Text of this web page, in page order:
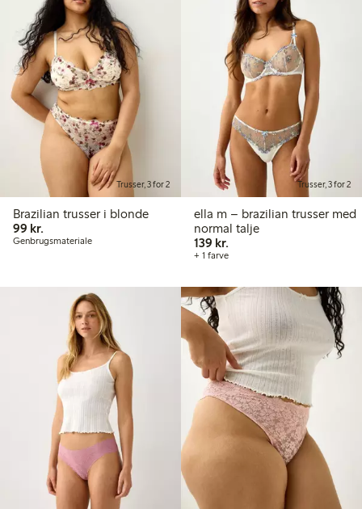
Trusser, 3 for 2
Brazilian trusser i blonde
99 kr.
Genbrugsmateriale
Trusser, 3 for 2
ella m – brazilian trusser med
normal talje
139 kr.139,00 kr.
+ 1 farve